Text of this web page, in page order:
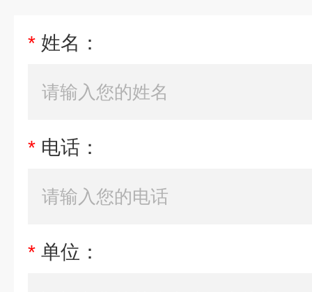
* 姓名：
* 电话：
* 单位：